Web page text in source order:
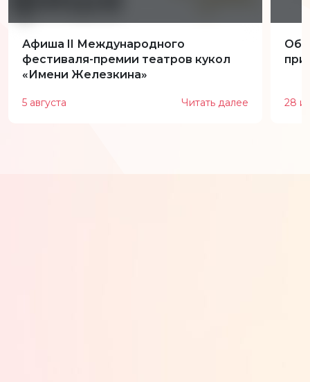
Афиша II Международного
фестиваля-премии театров кукол
«Имени Железкина»
5 августа Читать далее 28